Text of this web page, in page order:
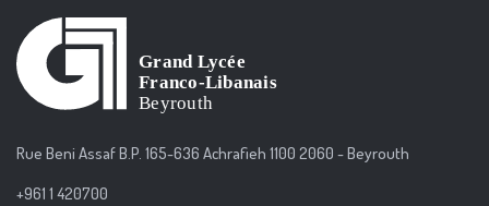
Rue Beni Assaf B.P. 165-636 Achrafieh 1100 2060 - Beyrouth
+961 1 420700